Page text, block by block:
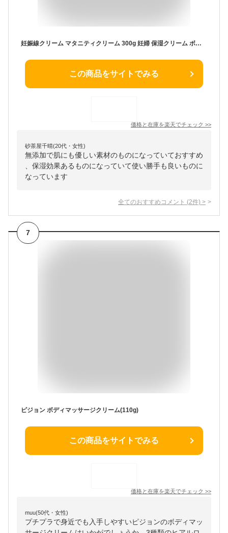
妊娠線クリーム マタニティクリーム 300g 妊婦 保湿クリーム ボディクリーム 無添加 日本製 産前 産後 ボディケア ベビー 赤ちゃん 低刺激 敏感肌 ストレッチマークケア うるおい 保湿 クリーム ポンプ ピュアマテリエ
この商品をサイトでみる
価格と在庫を楽天でチェック >>
砂茶屋千晴(20代・女性)
無添加で肌にも優しい素材のものになっていておすすめ
、保湿効果あるものになっていて使い勝手も良いものに
なっています
全てのおすすめコメント (2件) >
7
ピジョン ボディマッサージクリーム(110g)
この商品をサイトでみる
価格と在庫を楽天でチェック >>
muu(50代・女性)
プチプラで身近でも入手しやすいピジョンのボディマッ